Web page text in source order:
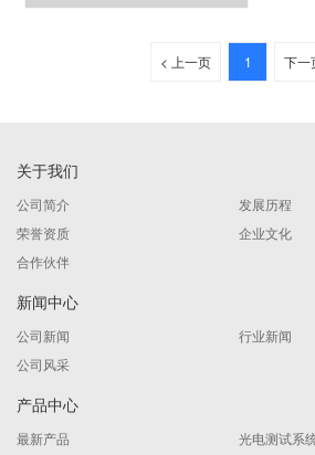
< 上一页 1 下一
关于我们
公司简介
发展历程
荣誉资质
企业文化
合作伙伴
新闻中心
公司新闻
行业新闻
公司风采
产品中心
最新产品
光电测试系